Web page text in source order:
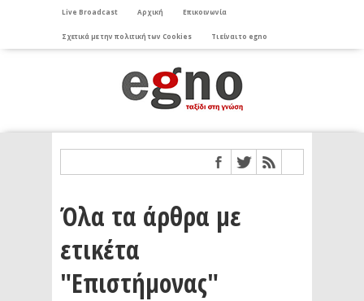
Live Broadcast Αρχική Επικοινωνία
Σχετικά με την πολιτική των Cookies Τι είναι το egno
Όλα τα άρθρα με
ετικέτα
"Επιστήμονας"